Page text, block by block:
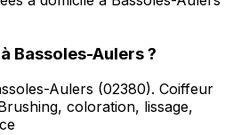
à Bassoles-Aulers?
Aulers (02380). Coiffeur
coloration, lissage,